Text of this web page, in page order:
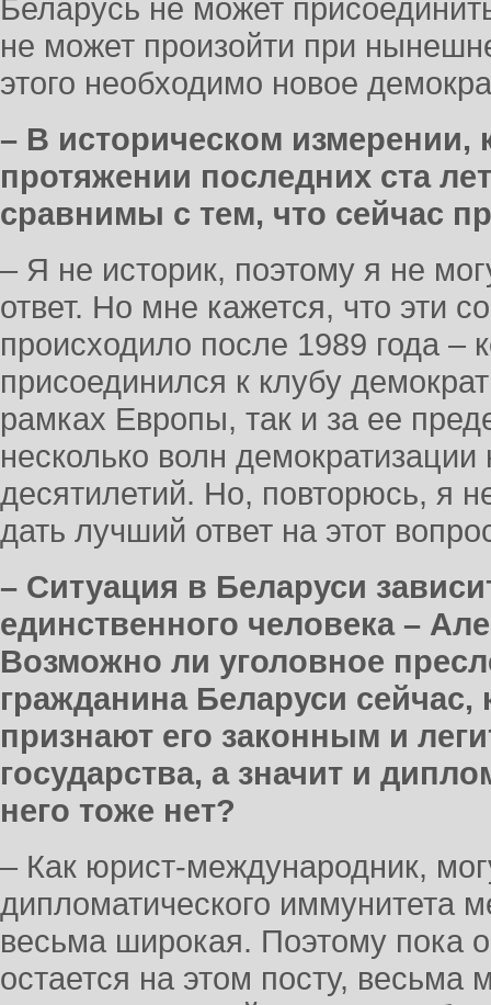
Беларусь не может
не может произойти при
этого необходимо новое
– В историческом измерении,
протяжении последних ста
сравнимы с тем, что сейчас
– Я не историк, поэтому я не
ответ. Но мне кажется, что эти
происходило после 1989 года –
присоединился к клубу
рамках Европы, так и за ее
несколько волн
десятилетий. Но, повторюсь, я
дать лучший ответ на этот
– Ситуация в Беларуси
единственного человека –
Возможно ли уголовное
гражданина Беларуси
признают его законным и
государства, а значит и
него тоже нет?
– Как юрист-международник,
дипломатического иммунитета
весьма широкая. Поэтому пока
остается на этом посту, весьма